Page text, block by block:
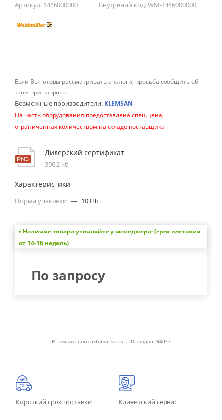
Артикул: 1446000000 Внутрений код:WM-1446000000
Если Вы готовы рассматривать аналоги, просьба сообщить об
этом при запросе.
Возможные производители: KLEMSAN
На часть оборудования предоставлена спец.цена,
ограниченная количеством на складе поставщика
Дилерский сертификат
390,2 кб
Характеристики
Норма упаковки — 10 Шт.
• Наличие товара уточняйте у менеджера: (срок поставки
от 14-16 недель)
По запросу
Источник: euro-avtomatika.ru | ID товара: 94097
Короткий срок поставки Клиентский сервис